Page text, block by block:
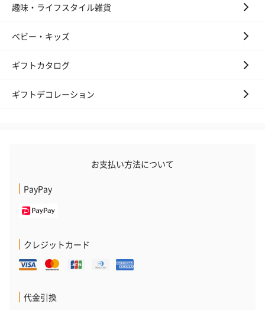
趣味・ライフスタイル雑貨
ベビー・キッズ
ギフトカタログ
ギフトデコレーション
お支払い方法について
PayPay
クレジットカード
代金引換